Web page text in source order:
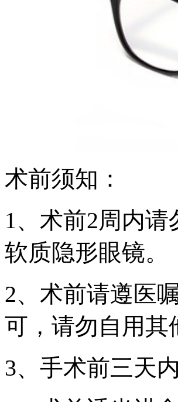
术前须知：
1、术前2周内
软质隐形眼镜。
2、术前请遵医
可，请勿自用其
3、手术前三天